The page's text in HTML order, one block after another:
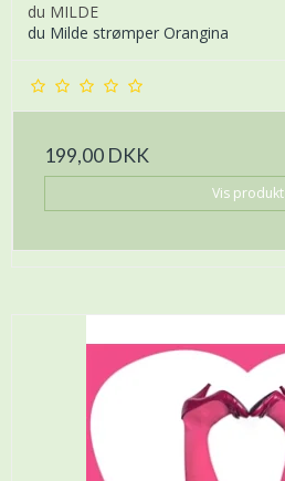
du MILDE
du Milde strømper Orangina
199,00 DKK
Vis produkt